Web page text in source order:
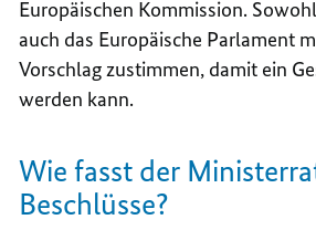
Europäischen Kommission.
auch das Europäische Parlament
Vorschlag zustimmen, damit ein
werden kann.
Wie fasst der
Beschlüsse?